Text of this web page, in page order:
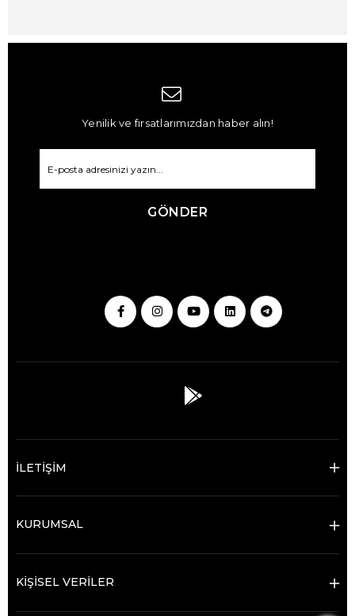
Yenilik ve fırsatlarımızdan haber alın!
GÖNDER
İLETİŞİM
KURUMSAL
KİŞİSEL VERİLER